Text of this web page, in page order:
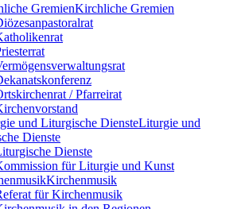
Kirchliche Gremien
/ Pfarreirat
Liturgie und
Dienste
Dienste
für Liturgie und Kunst
Kirchenmusik
für Kirchenmusik